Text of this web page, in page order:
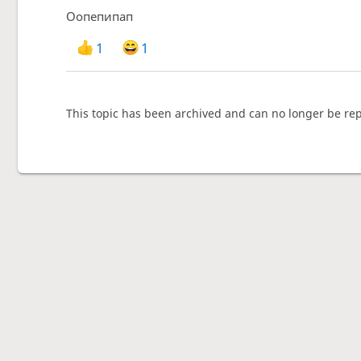
Оопепипап
1 1
This topic has been archived and can no longer be